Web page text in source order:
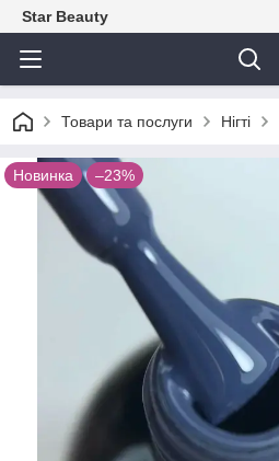
Star Beauty
Товари та послуги Нігті
Новинка –23%